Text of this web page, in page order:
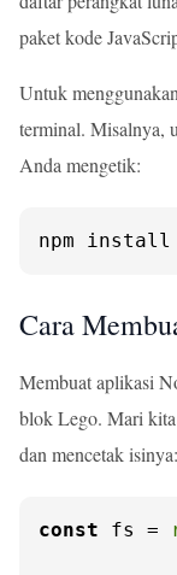
paket kode
Untuk
terminal. Misalnya,
Anda mengetik:
npm install
Cara
Membuat aplikasi
blok Lego. Mari kita
dan mencetak isinya:
const fs =